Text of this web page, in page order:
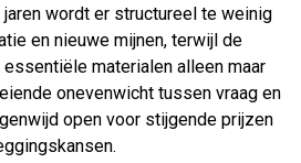
wordt er structureel te weinig
en nieuwe mijnen, terwijl de
materialen alleen maar
onevenwicht tussen vraag en
open voor stijgende prijzen